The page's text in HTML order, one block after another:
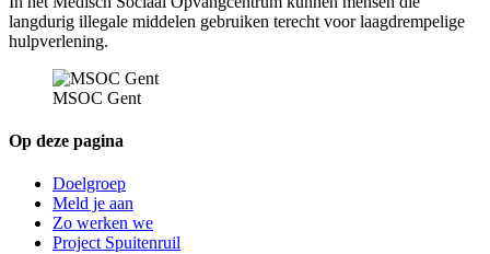
langdurig illegale middelen gebruiken terecht voor laagdrempelige
hulpverlening.
MSOC Gent
Op deze pagina
Doelgroep
Meld je aan
Zo werken we
Project Spuitenruil